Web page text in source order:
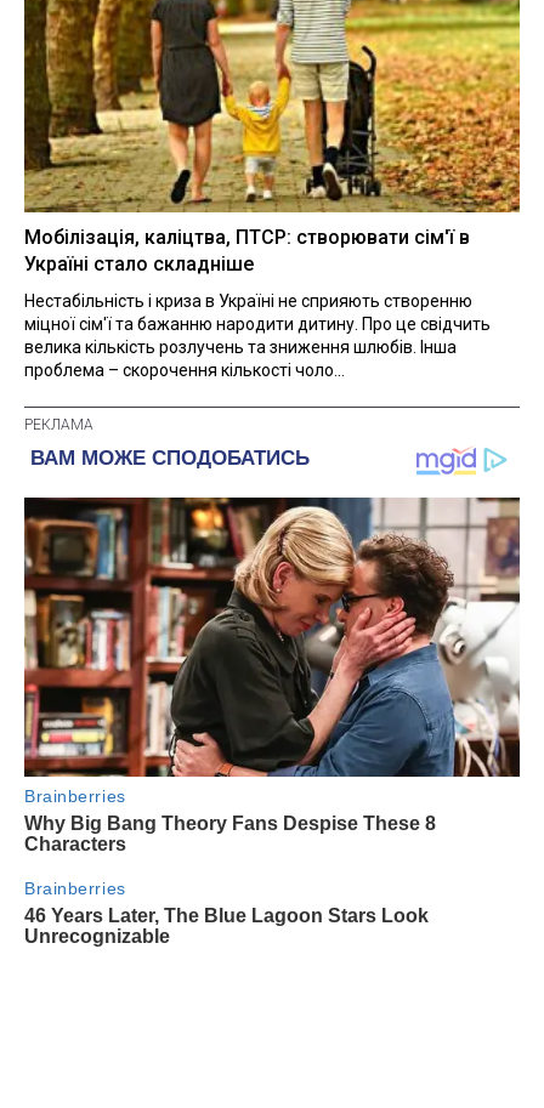
Мобілізація, каліцтва, ПТСР: створювати сім'ї в
Україні стало складніше
Нестабільність і криза в Україні не сприяють створенню
міцної сім'ї та бажанню народити дитину. Про це свідчить
велика кількість розлучень та зниження шлюбів. Інша
проблема – скорочення кількості чоло...